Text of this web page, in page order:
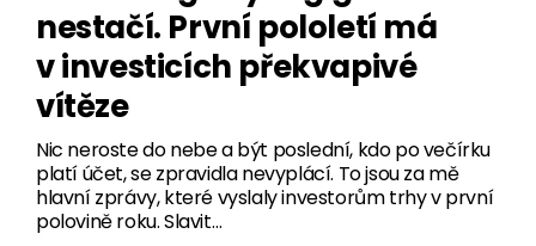
nestačí. První pololetí má
v investicích překvapivé
vítěze
Nic neroste do nebe a být poslední, kdo po večírku
platí účet, se zpravidla nevyplácí. To jsou za mě
hlavní zprávy, které vyslaly investorům trhy v první
polovině roku. Slavit…